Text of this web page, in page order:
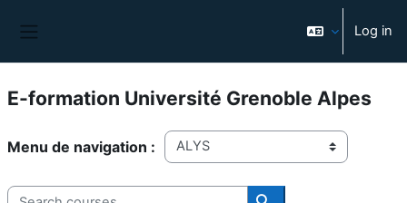
Log in
E-formation Université Grenoble Alpes
Course categories
Search courses